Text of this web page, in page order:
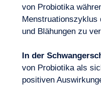
von Probiotika
Menstruationszyklus
und Blähungen zu
In der
von Probiotika als
positiven